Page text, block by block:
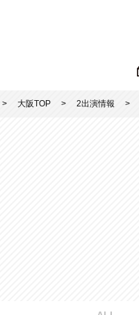
大阪TOP 2出演情報